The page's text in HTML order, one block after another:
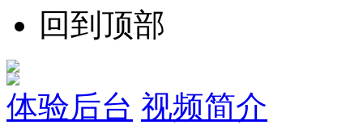
回到顶部
体验后台 视频简介